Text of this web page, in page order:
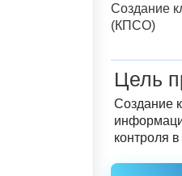
Создание
(КПСО)
Цель
Создание
контроля